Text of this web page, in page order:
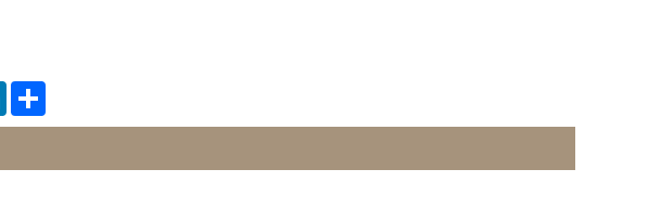
LinkedIn